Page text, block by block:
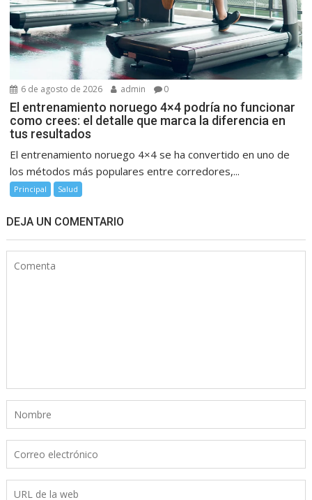
6 de agosto de 2026 admin 0
El entrenamiento noruego 4×4 podría no funcionar
como crees: el detalle que marca la diferencia en
tus resultados
El entrenamiento noruego 4×4 se ha convertido en uno de
los métodos más populares entre corredores,...
Principal Salud
DEJA UN COMENTARIO